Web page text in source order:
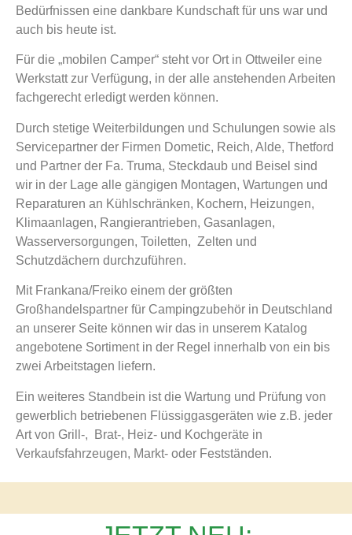
Bedürfnissen eine dankbare Kundschaft für uns war und
auch bis heute ist.
Für die „mobilen Camper“ steht vor Ort in Ottweiler eine
Werkstatt zur Verfügung, in der alle anstehenden Arbeiten
fachgerecht erledigt werden können.
Durch stetige Weiterbildungen und Schulungen sowie als
Servicepartner der Firmen Dometic, Reich, Alde, Thetford
und Partner der Fa. Truma, Steckdaub und Beisel sind
wir in der Lage alle gängigen Montagen, Wartungen und
Reparaturen an Kühlschränken, Kochern, Heizungen,
Klimaanlagen, Rangierantrieben, Gasanlagen,
Wasserversorgungen, Toiletten, Zelten und
Schutzdächern durchzuführen.
Mit Frankana/Freiko einem der größten
Großhandelspartner für Campingzubehör in Deutschland
an unserer Seite können wir das in unserem Katalog
angebotene Sortiment in der Regel innerhalb von ein bis
zwei Arbeitstagen liefern.
Ein weiteres Standbein ist die Wartung und Prüfung von
gewerblich betriebenen Flüssiggasgeräten wie z.B. jeder
Art von Grill-, Brat-, Heiz- und Kochgeräte in
Verkaufsfahrzeugen, Markt- oder Festständen.